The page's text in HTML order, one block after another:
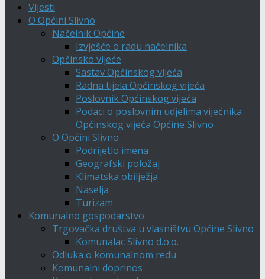
Vijesti
O Općini Slivno
Načelnik Općine
Izvješće o radu načelnika
Općinsko vijeće
Sastav Općinskog vijeća
Radna tijela Općinskog vijeća
Poslovnik Općinskog vijeća
Podaci o poslovnim udjelima vijećnika
Općinskog vijeća Općine Slivno
O Općini Slivno
Podrijetlo imena
Geografski položaj
Klimatska obilježja
Naselja
Turizam
Komunalno gospodarstvo
Trgovačka društva u vlasništvu Općine Slivno
Komunalac Slivno d.o.o.
Odluka o komunalnom redu
Komunalni doprinos